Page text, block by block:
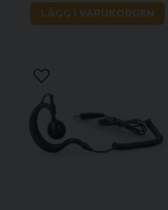
LÄGG I VARUKORGEN